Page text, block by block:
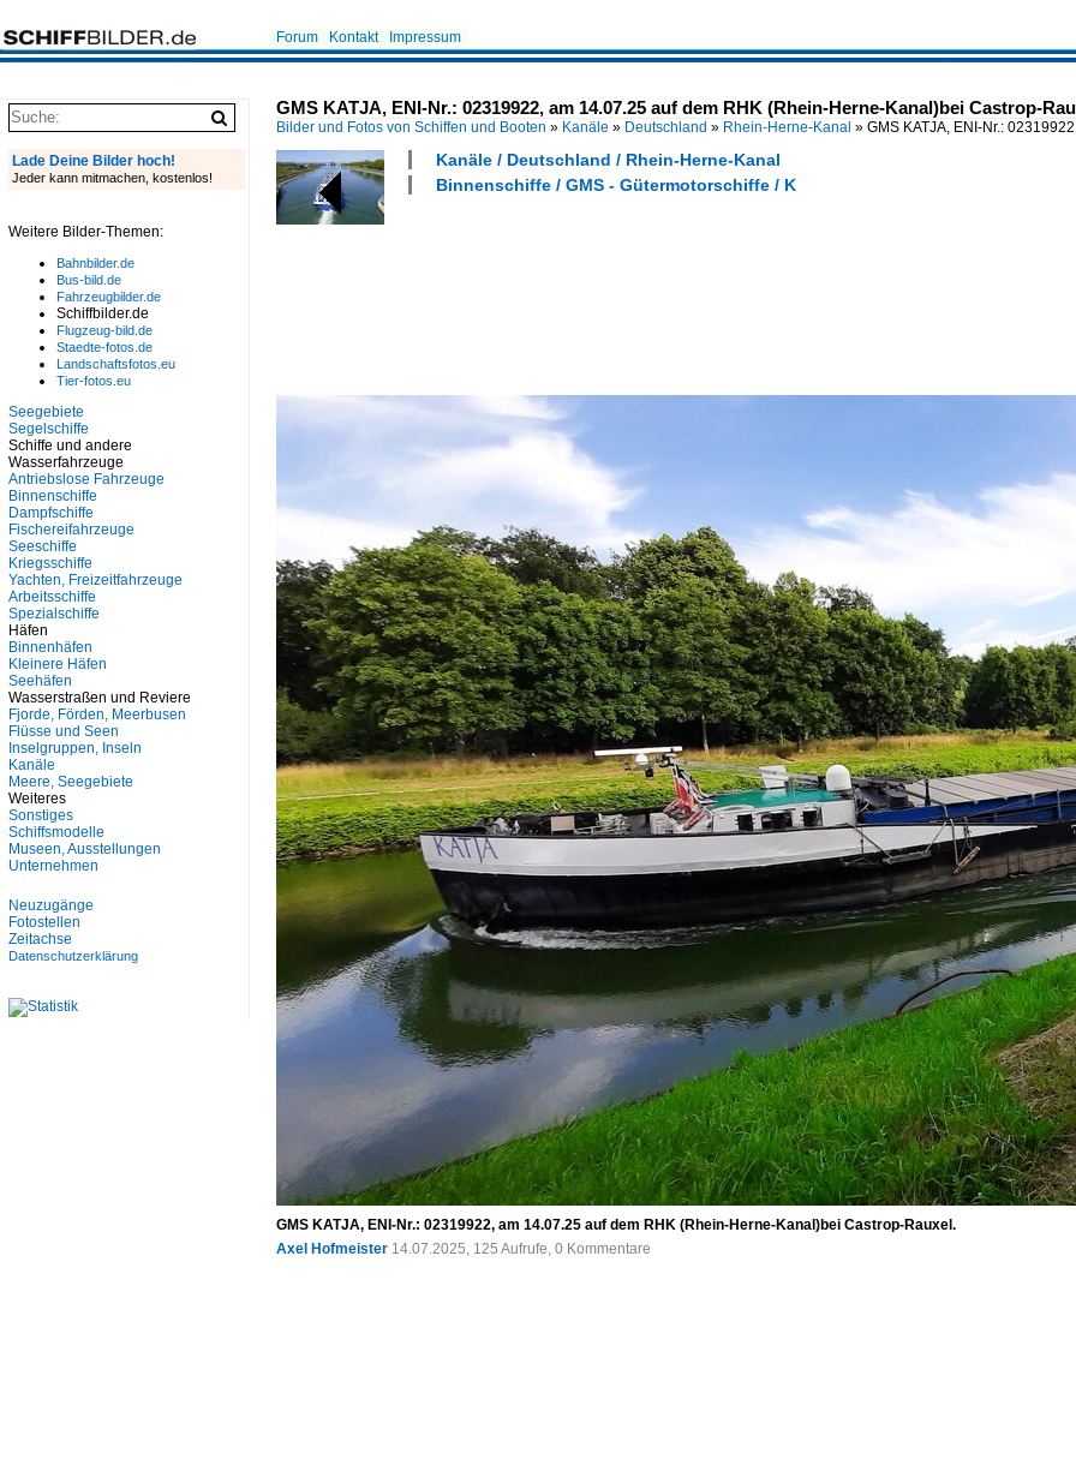
Forum Kontakt Impressum
GMS KATJA, ENI-Nr.: 02319922, am 14.07.25 auf dem RHK (Rhein-Herne-Kanal)bei Castrop-
Bilder und Fotos von Schiffen und Booten » Kanäle » Deutschland » Rhein-Herne-Kanal » GMS KATJA, ENI-Nr.:
Kanäle / Deutschland / Rhein-Herne-Kanal
Binnenschiffe / GMS - Gütermotorschiffe / K
GMS KATJA, ENI-Nr.: 02319922, am 14.07.25 auf dem RHK (Rhein-Herne-Kanal)bei Castrop-Rauxel.
Axel Hofmeister 14.07.2025, 125 Aufrufe, 0 Kommentare
Lade Deine Bilder hoch!
Jeder kann mitmachen, kostenlos!
Weitere Bilder-Themen:
Bahnbilder.de
Bus-bild.de
Fahrzeugbilder.de
Schiffbilder.de
Flugzeug-bild.de
Staedte-fotos.de
Landschaftsfotos.eu
Tier-fotos.eu
Seegebiete
Segelschiffe
Schiffe und andere
Wasserfahrzeuge
Antriebslose Fahrzeuge
Binnenschiffe
Dampfschiffe
Fischereifahrzeuge
Seeschiffe
Kriegsschiffe
Yachten, Freizeitfahrzeuge
Arbeitsschiffe
Spezialschiffe
Häfen
Binnenhäfen
Kleinere Häfen
Seehäfen
Wasserstraßen und Reviere
Fjorde, Förden, Meerbusen
Flüsse und Seen
Inselgruppen, Inseln
Kanäle
Meere, Seegebiete
Weiteres
Sonstiges
Schiffsmodelle
Museen, Ausstellungen
Unternehmen
Neuzugänge
Fotostellen
Zeitachse
Datenschutzerklärung